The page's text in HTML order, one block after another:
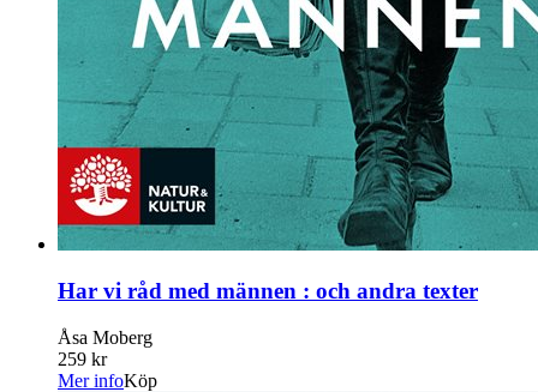
Har vi råd med männen : och andra texter
Åsa Moberg
259 kr
Mer infoKöp